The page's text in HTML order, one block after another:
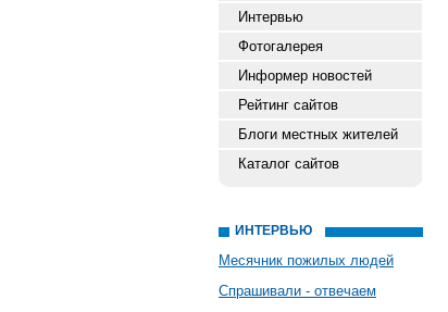
Интервью
Фотогалерея
Информер новостей
Рейтинг сайтов
Блоги местных жителей
Каталог сайтов
ИНТЕРВЬЮ
Месячник пожилых людей
Спрашивали - отвечаем